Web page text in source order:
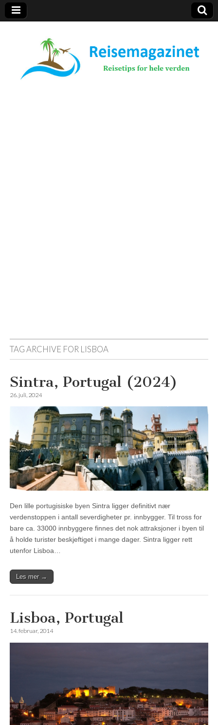
Reisemagazinet
TAG ARCHIVE FOR LISBOA
Sintra, Portugal (2024)
26. juli, 2024
Den lille portugisiske byen Sintra ligger definitivt nær
verdenstoppen i antall severdigheter pr. innbygger. Til tross for
bare ca. 33000 innbyggere finnes det nok attraksjoner i byen til
å holde turister beskjeftiget i mange dager. Sintra ligger rett
utenfor Lisboa…
Les mer →
Lisboa, Portugal
14. februar, 2014